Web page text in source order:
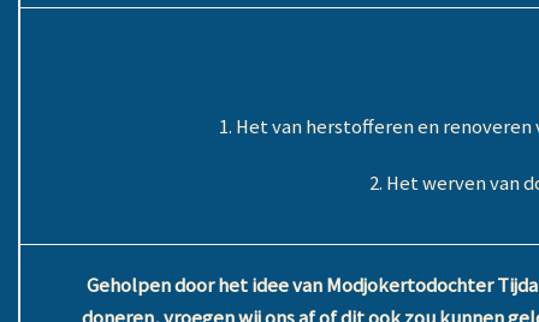
1. Het van herstofferen en
2. Het werven van
Geholpen door het idee van Modjokertodochter